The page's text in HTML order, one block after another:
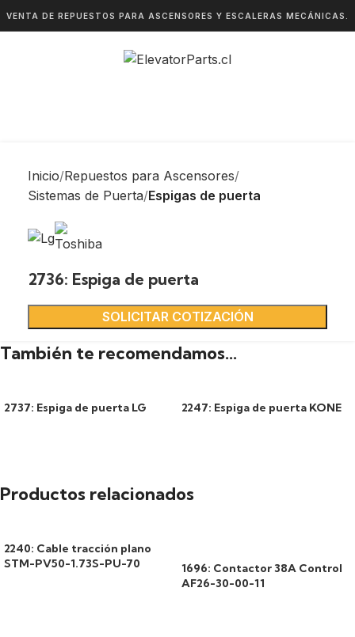
VENTA DE REPUESTOS PARA ASCENSORES Y ESCALERAS MECÁNICAS.
Inicio Repuestos para Ascensores
Sistemas de Puerta Espigas de puerta
2736: Espiga de puerta
SOLICITAR COTIZACIÓN
También te recomendamos…
2737: Espiga de puerta LG 2247: Espiga de puerta KONE
Productos relacionados
2240: Cable tracción plano
STM-PV50-1.73S-PU-70
1696: Contactor 38A Control
AF26-30-00-11